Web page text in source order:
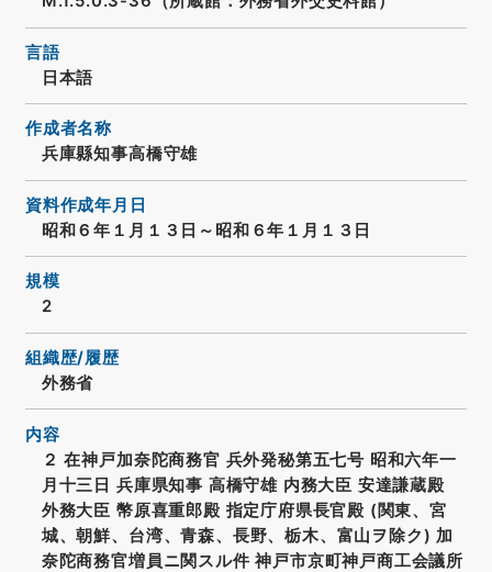
言語
日本語
作成者名称
兵庫縣知事高橋守雄
資料作成年月日
昭和６年１月１３日～昭和６年１月１３日
規模
2
組織歴/履歴
外務省
内容
２ 在神戸加奈陀商務官 兵外発秘第五七号 昭和六年一
月十三日 兵庫県知事 高橋守雄 内務大臣 安達謙蔵殿
外務大臣 幣原喜重郎殿 指定庁府県長官殿 (関東、宮
城、朝鮮、台湾、青森、長野、栃木、富山ヲ除ク) 加
奈陀商務官増員ニ関スル件 神戸市京町神戸商工会議所